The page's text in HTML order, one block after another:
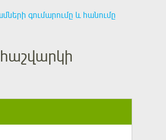
գումարումը և հանումը